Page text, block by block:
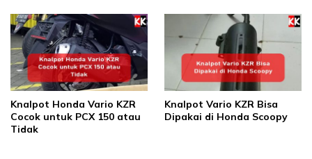
Knalpot Honda Vario KZR
Cocok untuk PCX 150 atau
Tidak
Knalpot Vario KZR Bisa
Dipakai di Honda Scoopy